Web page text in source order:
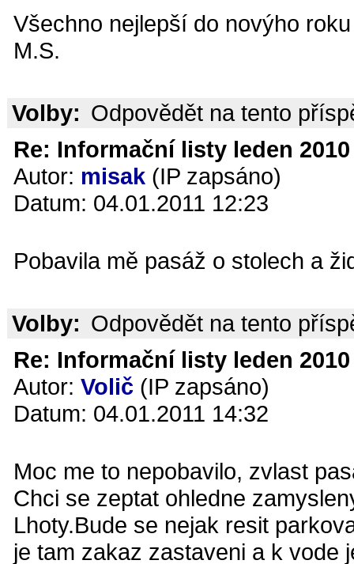
Všechno nejlepší do novýho
M.S.
Volby: Odpovědět na tento
Re: Informační listy leden
Autor: misak (IP zapsáno)
Datum: 04.01.2011 12:23
Pobavila mě pasáž o stolech a
Volby: Odpovědět na tento
Re: Informační listy leden
Autor: Volič (IP zapsáno)
Datum: 04.01.2011 14:32
Moc me to nepobavilo, zvlast
Chci se zeptat ohledne
Lhoty.Bude se nejak resit
je tam zakaz zastaveni a k vode